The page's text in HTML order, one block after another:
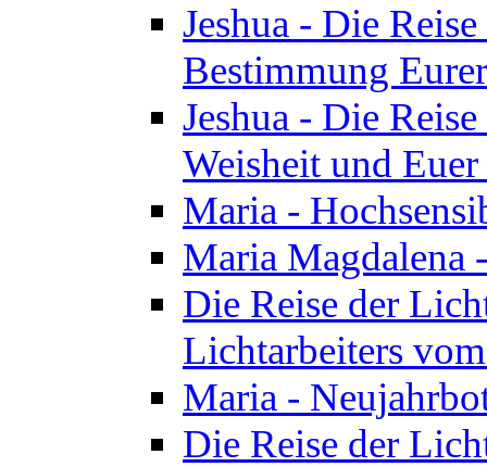
Jeshua - Die
Bestimmung
Jeshua - Die
Weisheit und
Maria -
Maria Magdalena
Die Reise der
Lichtarbeiters
Maria -
Die Reise der